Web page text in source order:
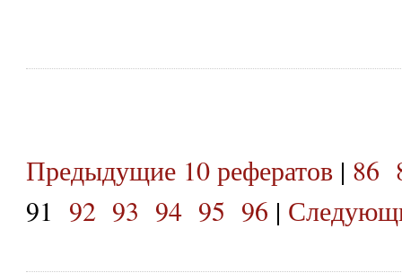
Предыдущие 10 рефератов | 86
91
92 93 94 95 96 |